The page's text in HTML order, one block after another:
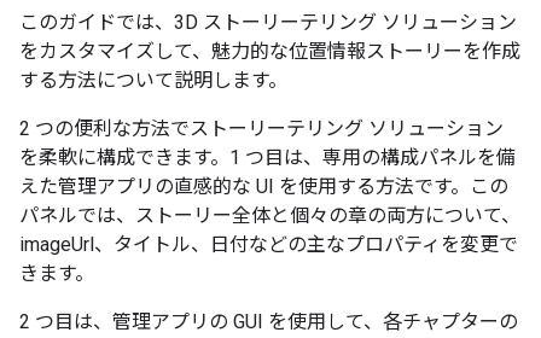
このガイドでは、3D ストーリーテリング ソリューション
をカスタマイズして、魅力的な位置情報ストーリーを作成
する方法について説明します。
2 つの便利な方法でストーリーテリング ソリューション
を柔軟に構成できます。1 つ目は、専用の構成パネルを備
えた管理アプリの直感的な UI を使用する方法です。この
パネルでは、ストーリー全体と個々の章の両方について、
imageUrl、タイトル、日付などの主なプロパティを変更で
きます。
2 つ目は、管理アプリの GUI を使用して、各チャプターの